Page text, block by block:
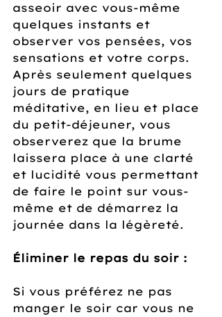
asseoir avec vous-même
quelques instants et
observer vos pensées, vos
sensations et votre corps.
Après seulement quelques
jours de pratique
méditative, en lieu et place
du petit-déjeuner, vous
observerez que la brume
laissera place à une clarté
et lucidité vous permettant
de faire le point sur vous-
même et de démarrez la
journée dans la légèreté.
Éliminer le repas du soir :
Si vous préférez ne pas
manger le soir car vous ne